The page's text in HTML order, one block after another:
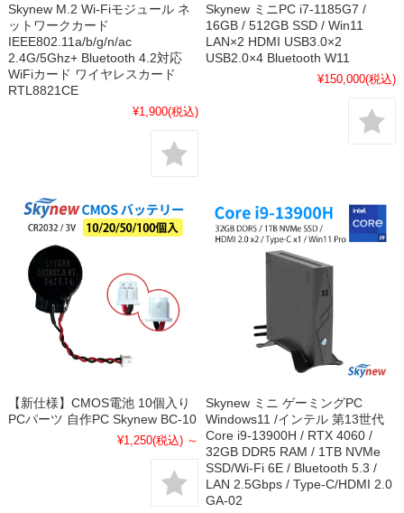
Skynew M.2 Wi-Fiモジュール ネ
ットワークカード
IEEE802.11a/b/g/n/ac
2.4G/5Ghz+ Bluetooth 4.2対応
WiFiカード ワイヤレスカード
RTL8821CE
¥1,900(税込)
Skynew ミニPC i7-1185G7 /
16GB / 512GB SSD / Win11
LAN×2 HDMI USB3.0×2
USB2.0×4 Bluetooth W11
¥150,000(税込)
【新仕様】CMOS電池 10個入り
PCパーツ 自作PC Skynew BC-10
¥1,250(税込) ～
Skynew ミニ ゲーミングPC
Windows11 /インテル 第13世代
Core i9-13900H / RTX 4060 /
32GB DDR5 RAM / 1TB NVMe
SSD/Wi-Fi 6E / Bluetooth 5.3 /
LAN 2.5Gbps / Type-C/HDMI 2.0
GA-02